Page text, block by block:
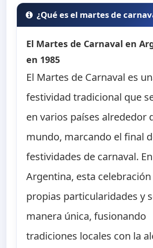
¿Qué es el martes de
El Martes de Carnaval en
en 1985
El Martes de Carnaval es
festividad tradicional que
en varios países alrededor
mundo, marcando el final
festividades de carnaval. En
Argentina, esta
propias particularidades y
manera única, fusionando
tradiciones locales con la